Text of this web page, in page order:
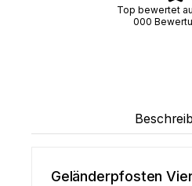
Top bewertet
000
Geländerpfosten